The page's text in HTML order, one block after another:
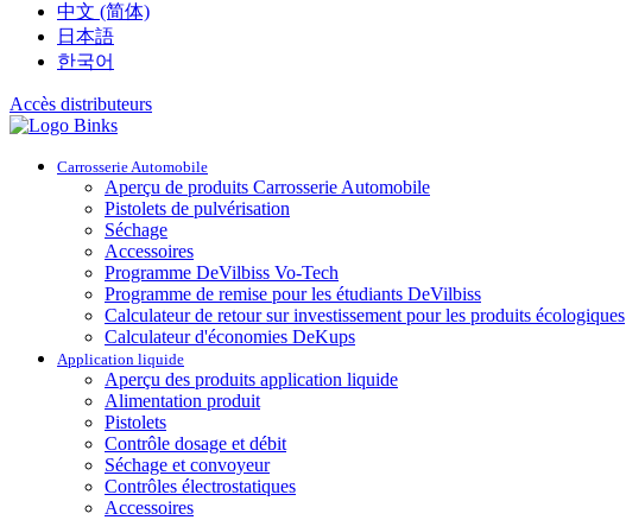
中文 (简体)
日本語
한국어
Accès distributeurs
Carrosserie Automobile
Aperçu de produits Carrosserie Automobile
Pistolets de pulvérisation
Séchage
Accessoires
Programme DeVilbiss Vo-Tech
Programme de remise pour les étudiants DeVilbiss
Calculateur de retour sur investissement pour les produits écologiques
Calculateur d'économies DeKups
Application liquide
Aperçu des produits application liquide
Alimentation produit
Pistolets
Contrôle dosage et débit
Séchage et convoyeur
Contrôles électrostatiques
Accessoires